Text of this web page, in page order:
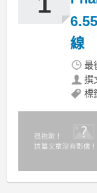
線
最
撰
標